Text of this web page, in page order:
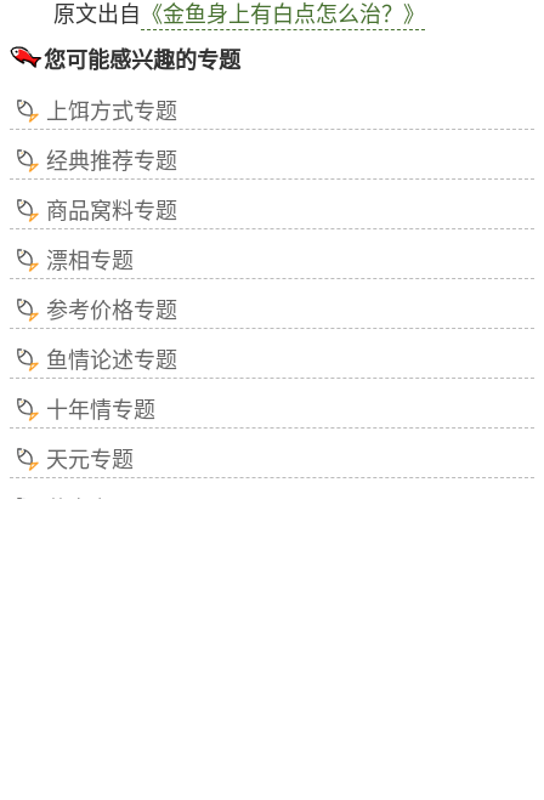
原文出自 《金鱼身上有白点怎么治？》
您可能感兴趣的专题
上饵方式专题
经典推荐专题
商品窝料专题
漂相专题
参考价格专题
鱼情论述专题
十年情专题
天元专题